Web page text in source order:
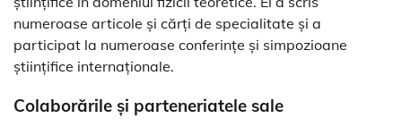
numeroase articole și cărți de specialitate și a
participat la numeroase conferințe și simpozioane
științifice internaționale.
Colaborările și parteneriatele sale